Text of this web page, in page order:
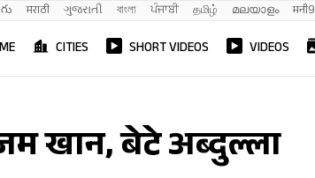
मराठी ગુજરાતી বাংলা ਪੰਜਾਬੀ தமிழ் മലയാളം मनी9
CITIES SHORT VIDEOS VIDEOS
खान, बेटे अब्दुल्ला